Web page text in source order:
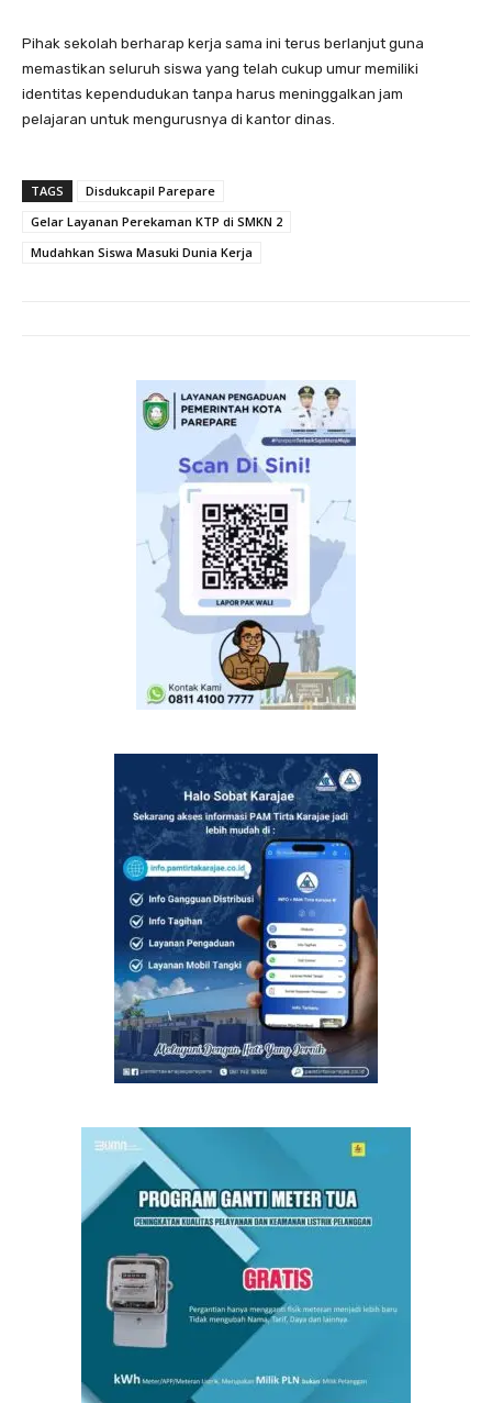
Pihak sekolah berharap kerja sama ini terus berlanjut guna
memastikan seluruh siswa yang telah cukup umur memiliki
identitas kependudukan tanpa harus meninggalkan jam
pelajaran untuk mengurusnya di kantor dinas.
TAGS
Disdukcapil Parepare
Gelar Layanan Perekaman KTP di SMKN 2
Mudahkan Siswa Masuki Dunia Kerja